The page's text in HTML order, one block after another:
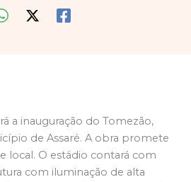
a inauguração do Tomezão,
de Assaré. A obra promete
local. O estádio contará com
com iluminação de alta